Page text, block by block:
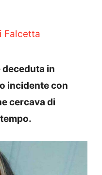
Falcetta
deceduta in
incidente con
cercava di